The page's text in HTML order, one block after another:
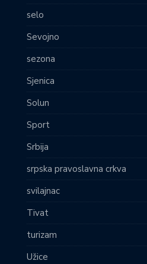
selo
Sevojno
sezona
Sjenica
Solun
Sport
Srbija
srpska pravoslavna crkva
svilajnac
Tivat
turizam
Užice